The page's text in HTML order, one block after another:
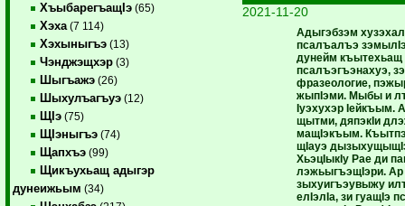
ХъыбарегъащIэ (65)
Хэха (7 114)
Хэхыныгъэ (13)
Чэнджэщхэр (3)
Шыгъажэ (26)
Шыхулъагъуэ (12)
ЩIэ (75)
ЩIэныгъэ (74)
Щапхъэ (99)
Щикъухьащ адыгэр
дунеижьым (34)
2021-11-20
Адыгэбзэм
псалъалъэ
дунейм
псалъэгъэнахуэ,
фразеологие,
жыпIэми. Мыбы и
Iуэхухэр Iейкъым.
щытми, дяпэкIи
мащIэкъым.
щIауэ
ХьэцIыкIу Рае ди
лэжьыгъэщIэри. Ар
зыхуигъэувыжу
елIэлIа, зи гуащIэ